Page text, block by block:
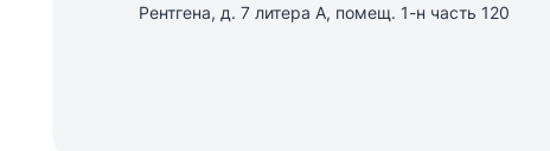
Рентгена, д. 7 литера А, помещ. 1-н часть 120